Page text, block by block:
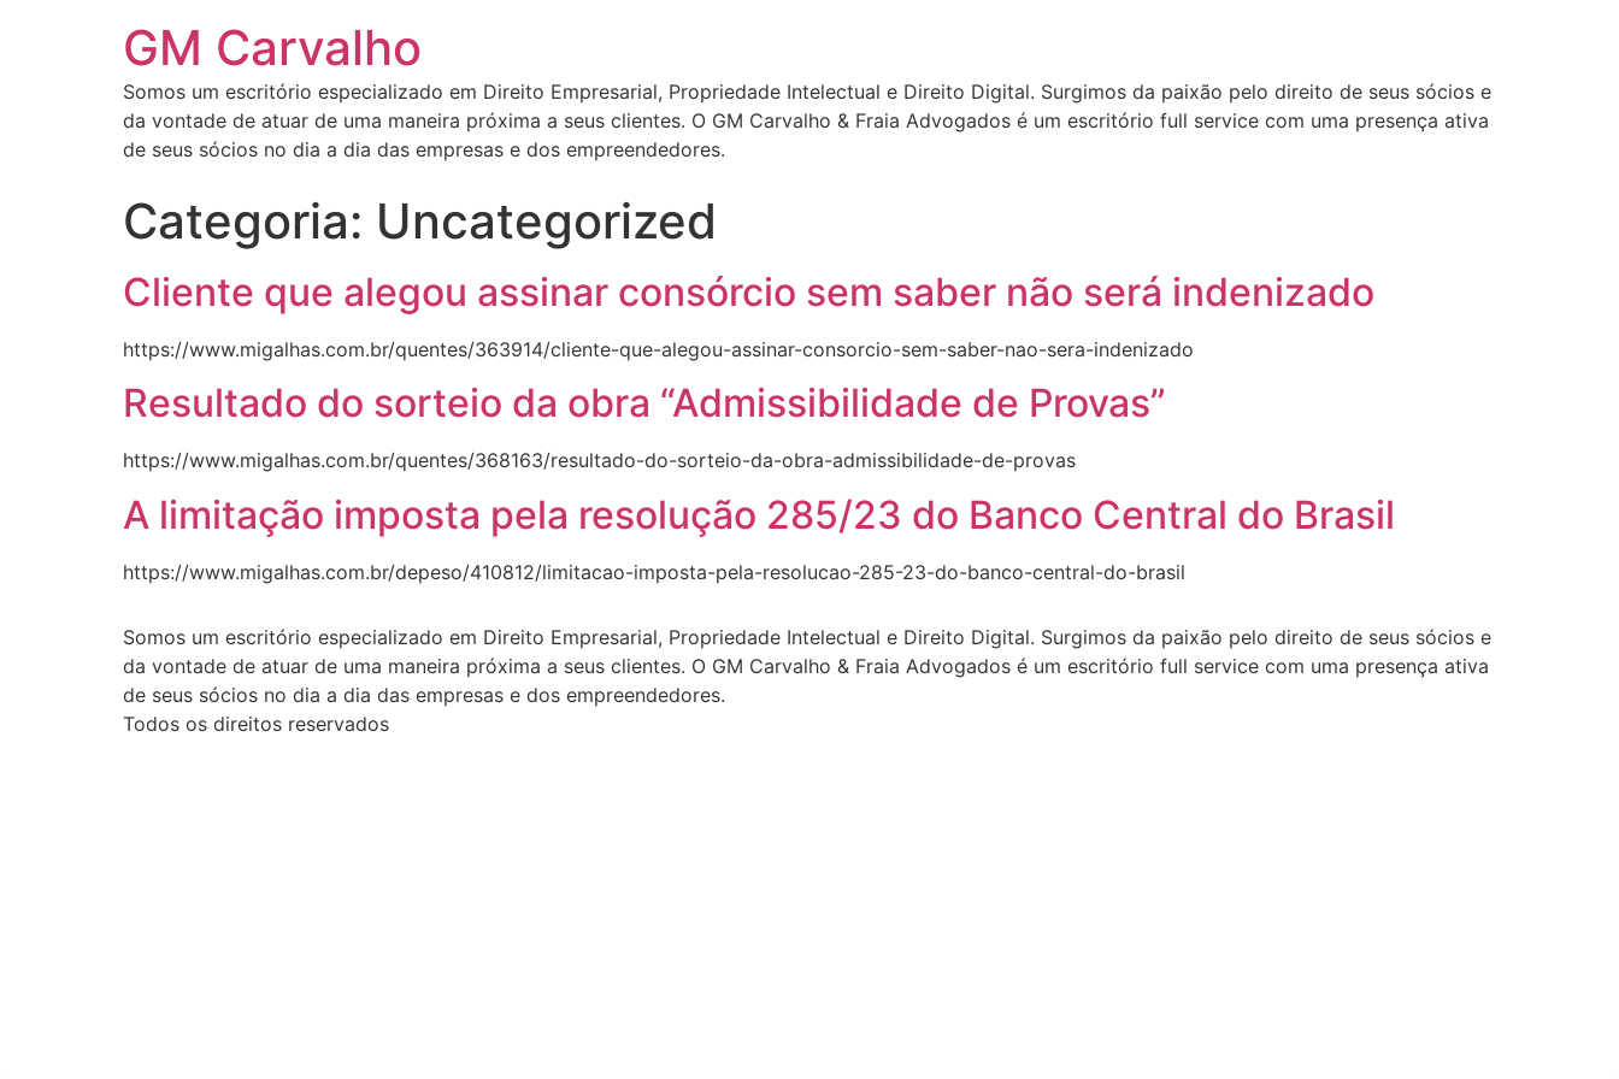
GM Carvalho
Somos um escritório especializado em Direito Empresarial, Propriedade Intelectual e Direito Digital. Surgimos da paixão pelo direito de seus sócios e
da vontade de atuar de uma maneira próxima a seus clientes. O GM Carvalho & Fraia Advogados é um escritório full service com uma presença ativa
de seus sócios no dia a dia das empresas e dos empreendedores.
Categoria: Uncategorized
Cliente que alegou assinar consórcio sem saber não será indenizado
https://www.migalhas.com.br/quentes/363914/cliente-que-alegou-assinar-consorcio-sem-saber-nao-sera-indenizado
Resultado do sorteio da obra “Admissibilidade de Provas”
https://www.migalhas.com.br/quentes/368163/resultado-do-sorteio-da-obra-admissibilidade-de-provas
A limitação imposta pela resolução 285/23 do Banco Central do Brasil
https://www.migalhas.com.br/depeso/410812/limitacao-imposta-pela-resolucao-285-23-do-banco-central-do-brasil
Somos um escritório especializado em Direito Empresarial, Propriedade Intelectual e Direito Digital. Surgimos da paixão pelo direito de seus sócios e
da vontade de atuar de uma maneira próxima a seus clientes. O GM Carvalho & Fraia Advogados é um escritório full service com uma presença ativa
de seus sócios no dia a dia das empresas e dos empreendedores.
Todos os direitos reservados